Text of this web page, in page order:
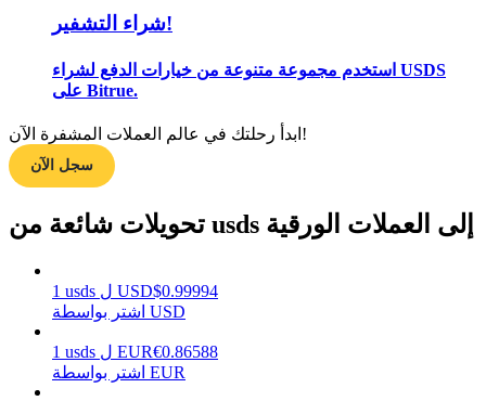
استراتيجيات التداول
يكسب
شراء التشفير!
استخدم مجموعة متنوعة من خيارات الدفع لشراء USDS
على Bitrue.
ابدأ رحلتك في عالم العملات المشفرة الآن!
سجل الآن
تحويلات شائعة من usds إلى العملات الورقية
1 usds ل USD$0.99994
اشتر بواسطة USD
1 usds ل EUR€0.86588
اشتر بواسطة EUR